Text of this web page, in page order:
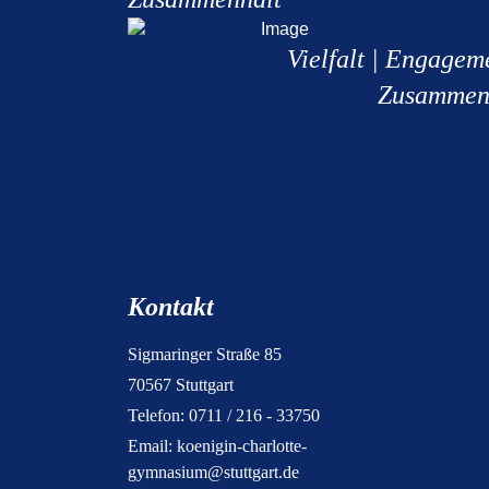
Vielfalt |
Kontakt
Sigmaringer Straße 85
70567 Stuttgart
Telefon: 0711 / 216 - 33750
Email: koenigin-charlotte-
gymnasium@stuttgart.de